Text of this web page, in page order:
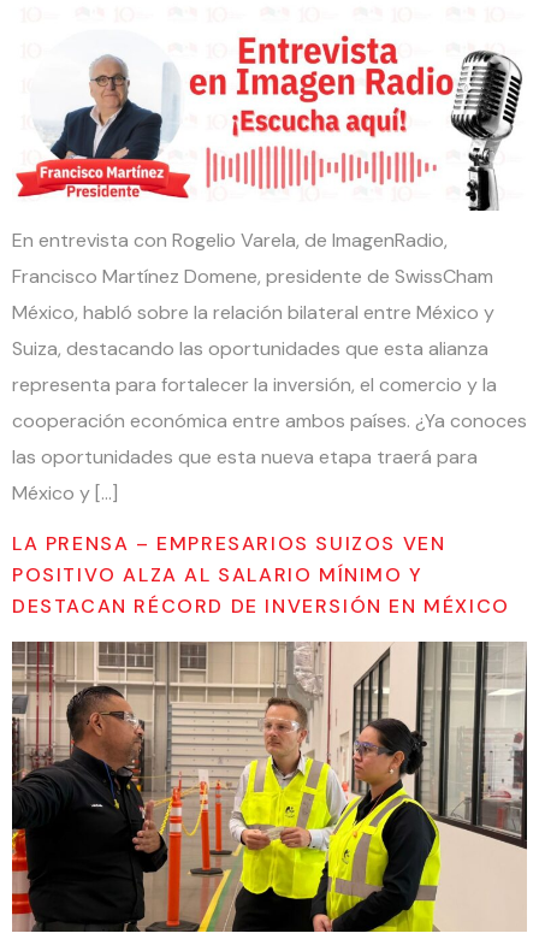
En entrevista con Rogelio Varela, de ImagenRadio,
Francisco Martínez Domene, presidente de SwissCham
México, habló sobre la relación bilateral entre México y
Suiza, destacando las oportunidades que esta alianza
representa para fortalecer la inversión, el comercio y la
cooperación económica entre ambos países. ¿Ya conoces
las oportunidades que esta nueva etapa traerá para
México y […]
LA PRENSA – EMPRESARIOS SUIZOS VEN
POSITIVO ALZA AL SALARIO MÍNIMO Y
DESTACAN RÉCORD DE INVERSIÓN EN MÉXICO